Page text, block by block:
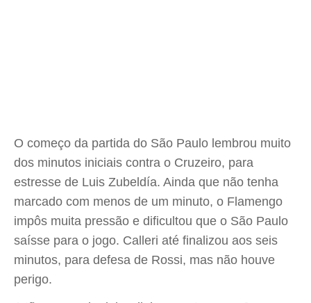
O começo da partida do São Paulo lembrou muito
dos minutos iniciais contra o Cruzeiro, para
estresse de Luis Zubeldía. Ainda que não tenha
marcado com menos de um minuto, o Flamengo
impôs muita pressão e dificultou que o São Paulo
saísse para o jogo. Calleri até finalizou aos seis
minutos, para defesa de Rossi, mas não houve
perigo.